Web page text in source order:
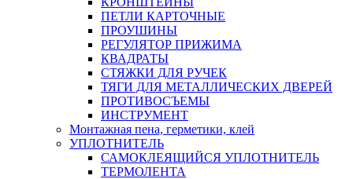
ПЕТЛИ КАРТОЧНЫЕ
ПРОУШИНЫ
РЕГУЛЯТОР ПРИЖИМА
КВАДРАТЫ
СТЯЖКИ ДЛЯ РУЧЕК
ТЯГИ ДЛЯ МЕТАЛЛИЧЕСКИХ ДВЕРЕЙ
ПРОТИВОСЪЕМЫ
ИНСТРУМЕНТ
Монтажная пена, герметики, клей
УПЛОТНИТЕЛЬ
САМОКЛЕЯЩИЙСЯ УПЛОТНИТЕЛЬ
ТЕРМОЛЕНТА